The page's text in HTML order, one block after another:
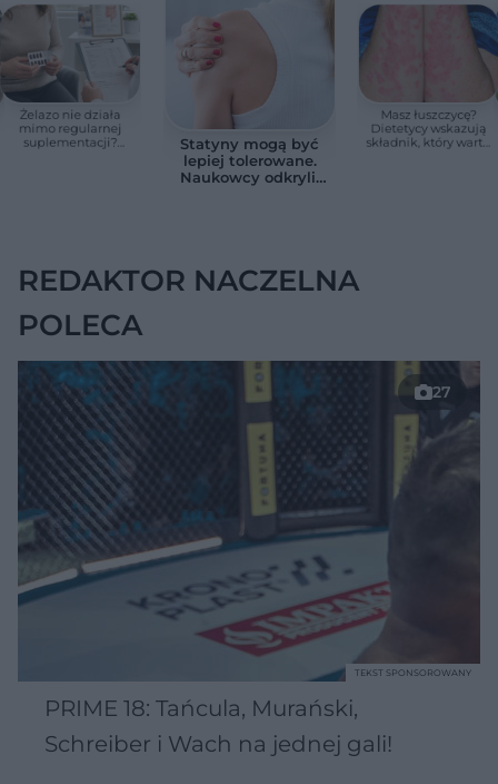
Żelazo nie działa
mimo regularnej
suplementacji?
Statyny mogą być
lepiej tolerowane.
Naukowcy odkryli,
Masz łuszczycę?
Dietetycy wskazują
składnik, który warto
REDAKTOR NACZELNA
POLECA
27
PRIME 18: Tańcula, Murański,
Schreiber i Wach na jednej gali!
TEKST SPONSOROWANY